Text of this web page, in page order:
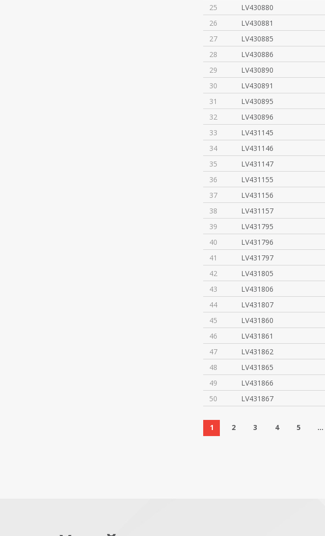
25 LV430880
26 LV430881
27 LV430885
28 LV430886
29 LV430890
30 LV430891
31 LV430895
32 LV430896
33 LV431145
34 LV431146
35 LV431147
36 LV431155
37 LV431156
38 LV431157
39 LV431795
40 LV431796
41 LV431797
42 LV431805
43 LV431806
44 LV431807
45 LV431860
46 LV431861
47 LV431862
48 LV431865
49 LV431866
50 LV431867
1 2 3 4 5 ...